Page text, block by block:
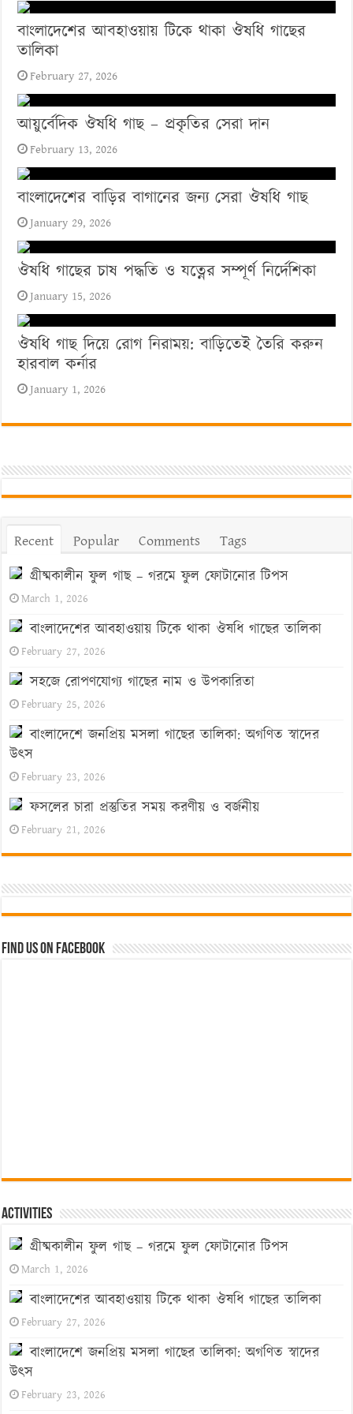
বাংলাদেশের আবহাওয়ায় টিকে থাকা ঔষধি গাছের
তালিকা
February 27, 2026
আয়ুর্বেদিক ঔষধি গাছ – প্রকৃতির সেরা দান
February 13, 2026
বাংলাদেশের বাড়ির বাগানের জন্য সেরা ঔষধি গাছ
January 29, 2026
ঔষধি গাছের চাষ পদ্ধতি ও যত্নের সম্পূর্ণ নির্দেশিকা
January 15, 2026
ঔষধি গাছ দিয়ে রোগ নিরাময়: বাড়িতেই তৈরি করুন
হারবাল কর্নার
January 1, 2026
Recent Popular Comments
Tags
গ্রীষ্মকালীন ফুল গাছ – গরমে ফুল ফোটানোর টিপস
March 1, 2026
বাংলাদেশের আবহাওয়ায় টিকে থাকা ঔষধি গাছের তালিকা
February 27, 2026
সহজে রোপণযোগ্য গাছের নাম ও উপকারিতা
February 25, 2026
বাংলাদেশে জনপ্রিয় মসলা গাছের তালিকা: অগণিত স্বাদের
উৎস
February 23, 2026
ফসলের চারা প্রস্তুতির সময় করণীয় ও বর্জনীয়
February 21, 2026
Find us on Facebook
Activities
গ্রীষ্মকালীন ফুল গাছ – গরমে ফুল ফোটানোর টিপস
March 1, 2026
বাংলাদেশের আবহাওয়ায় টিকে থাকা ঔষধি গাছের তালিকা
February 27, 2026
বাংলাদেশে জনপ্রিয় মসলা গাছের তালিকা: অগণিত স্বাদের
উৎস
February 23, 2026